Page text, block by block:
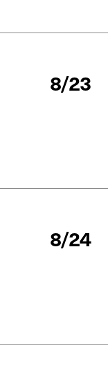
8/23
8/24